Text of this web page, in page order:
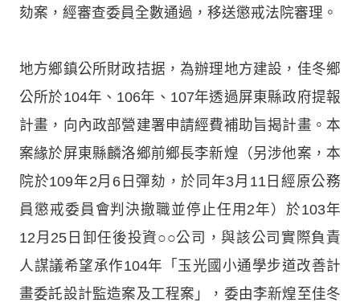
劾案，經審查委員全數通過，移送懲戒法院審理。
地方鄉鎮公所財政拮据，為辦理地方建設，佳冬鄉
公所於104年、106年、107年透過屏東縣政府提報
計畫，向內政部營建署申請經費補助旨揭計畫。本
案緣於屏東縣麟洛鄉前鄉長李新煌（另涉他案，本
院於109年2月6日彈劾，於同年3月11日經原公務
員懲戒委員會判決撤職並停止任用2年）於103年
12月25日卸任後投資○○公司，與該公司實際負責
人謀議希望承作104年「玉光國小通學步道改善計
畫委託設計監造案及工程案」，委由李新煌至佳冬